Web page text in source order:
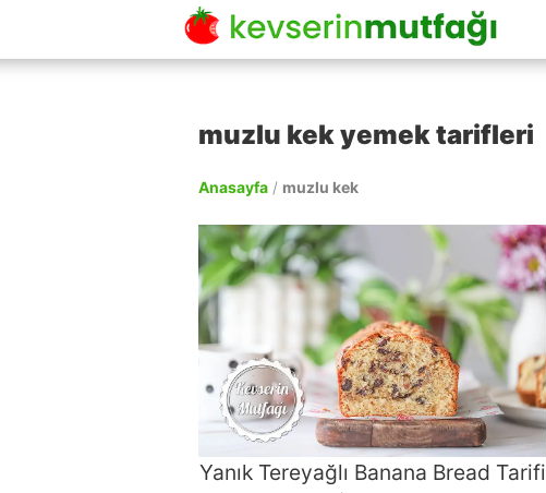
muzlu kek yemek tarifleri
Anasayfa / muzlu kek
Yanık Tereyağlı Banana Bread Tarifi